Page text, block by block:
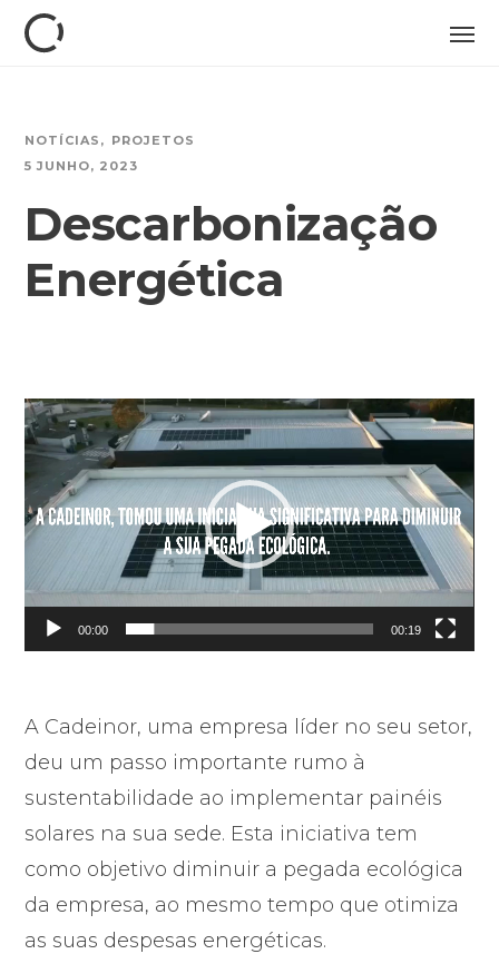
NOTÍCIAS
PROJETOS
5 JUNHO, 2023
Descarbonização
Energética
Reprodutor
de
vídeo
00:00 00:19
A Cadeinor, uma empresa líder no seu setor,
deu um passo importante rumo à
sustentabilidade ao implementar painéis
solares na sua sede. Esta iniciativa tem
como objetivo diminuir a pegada ecológica
da empresa, ao mesmo tempo que otimiza
as suas despesas energéticas.